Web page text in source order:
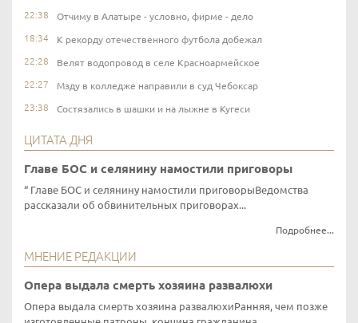
22:38 Отчиму в Алатыре - условно, фирме - дело
18:34 К рекорду отечественного футбола добежал
22:28 Велят водопровод в селе Красноармейское
22:27 Мзду в колледже направили в суд Чебоксар
23:38 Состязались в шашки и на лыжне в Кугеси
ЦИТАТА ДНЯ
Главе БОС и селянину намостили приговоры
Главе БОС и селянину намостили приговорыВедомства
рассказали об обвинительных приговорах...
Подробнее...
МНЕНИЕ РЕДАКЦИИ
Опера выдала смерть хозяина развалюхи
Опера выдала смерть хозяина развалюхиРанняя, чем позже